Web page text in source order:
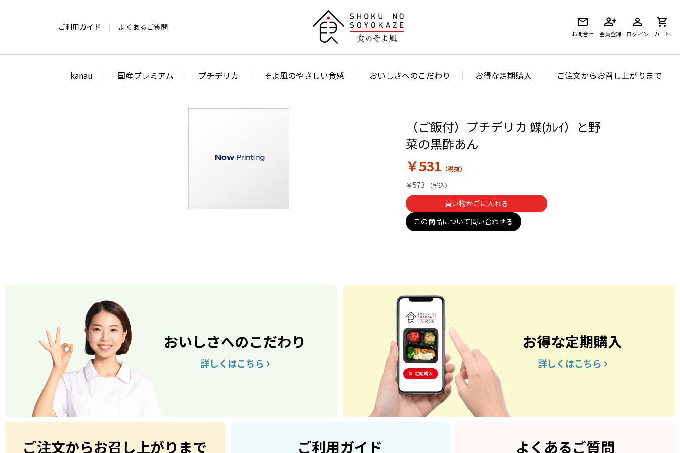
ご利用ガイド よくあるご質問
お問合せ 会員登録 ログイン カート
kanau 国産プレミアム プチデリカ そよ風のやさしい食感 おいしさへのこだわり お得な定期購入 ご注文からお召し上がりまで
（ご飯付）プチデリカ 鰈(ｶﾚｲ）と野
菜の黒酢あん
￥573
￥531
買い物かごに入れる
この商品について問い合わせる
おいしさへのこだわり
詳しくはこちら
お得な定期購入
詳しくはこちら
ご注文からお召し上がりまで ご利用ガイド よくあるご質問